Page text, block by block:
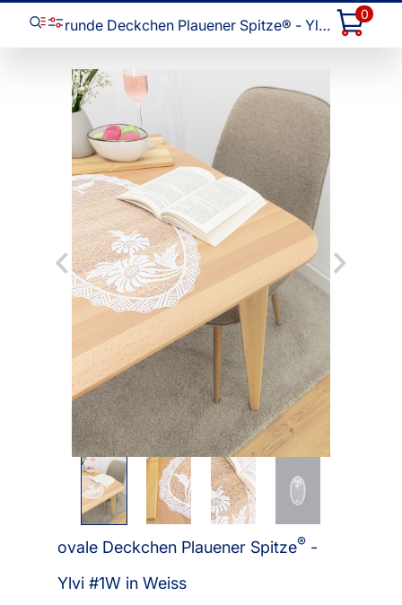
runde Deckchen Plauener Spitze® - Ylvi #1W
0
ovale Deckchen Plauener Spitze® -
Ylvi #1W in Weiss